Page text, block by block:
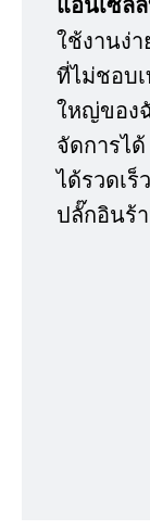
แอนเซล
ใช้งานง่
ที่ไม่ชอบ
ใหญ่ของ
จัดการไ
ได้รวดเ
ปลั๊กอินร้